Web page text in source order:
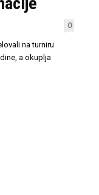
0
na turniru
a okuplja